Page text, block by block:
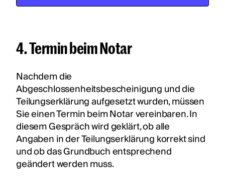
4. Termin beim Notar
Nachdem die
Abgeschlossenheitsbescheinigung und die
Teilungserklärung aufgesetzt wurden, müssen
Sie einen Termin beim Notar vereinbaren. In
diesem Gespräch wird geklärt, ob alle
Angaben in der Teilungserklärung korrekt sind
und ob das Grundbuch entsprechend
geändert werden muss.